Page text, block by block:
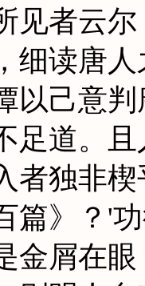
见者云
细读唐
以己意
足道。
者独非
篇》？'
金屑在